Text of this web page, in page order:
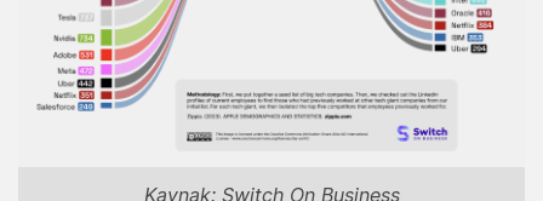
Kaynak: Switch On Business